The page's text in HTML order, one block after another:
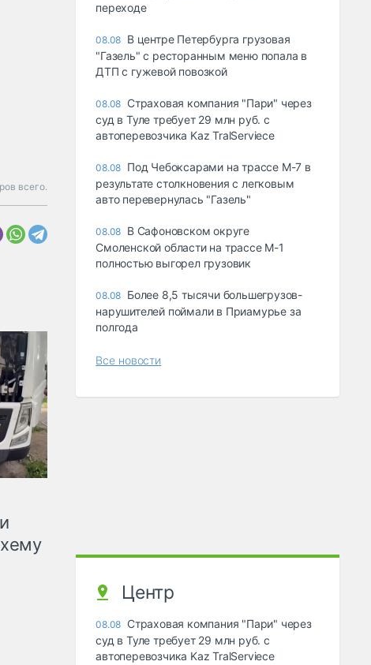
всего.
переходе
08.08 В центре Петербурга грузовая
"Газель" с ресторанным меню попала в
ДТП с гужевой повозкой
08.08 Страховая компания "Пари" через
суд в Туле требует 29 млн руб. с
автоперевозчика Kaz TralServiece
08.08 Под Чебоксарами на трассе М-7 в
результате столкновения с легковым
авто перевернулась "Газель"
08.08 В Сафоновском округе
Смоленской области на трассе М-1
полностью выгорел грузовик
08.08 Более 8,5 тысячи большегрузов-
нарушителей поймали в Приамурье за
полгода
Все новости
Центр
08.08 Страховая компания "Пари" через
суд в Туле требует 29 млн руб. с
автоперевозчика Kaz TralServiece